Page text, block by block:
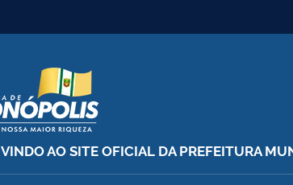
AO SITE OFICIAL DA PREFEITURA
Municipal de Curionópolis